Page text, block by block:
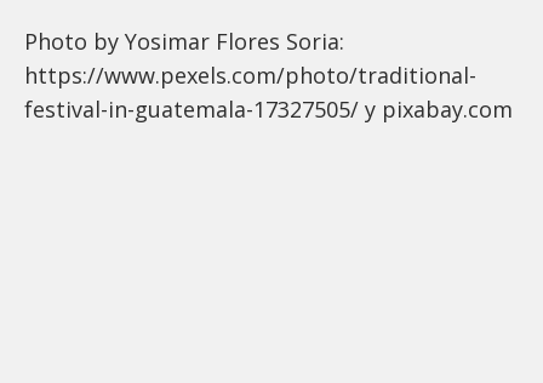
Photo by Yosimar Flores Soria:
https://www.pexels.com/photo/traditional-
festival-in-guatemala-17327505/ y pixabay.com